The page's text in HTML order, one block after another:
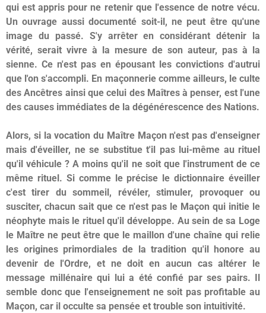
qui est appris pour ne retenir que l'essence de notre vécu.
Un ouvrage aussi documenté soit-il, ne peut être qu'une
image du passé. S'y arrêter en considérant détenir la
vérité, serait vivre à la mesure de son auteur, pas à la
sienne. Ce n'est pas en épousant les convictions d'autrui
que l'on s'accompli. En maçonnerie comme ailleurs, le culte
des Ancêtres ainsi que celui des Maîtres à penser, est l'une
des causes immédiates de la dégénérescence des Nations.
Alors, si la vocation du Maître Maçon n'est pas d'enseigner
mais d'éveiller, ne se substitue t'il pas lui-même au rituel
qu'il véhicule ? A moins qu'il ne soit que l'instrument de ce
même rituel. Si comme le précise le dictionnaire éveiller
c'est tirer du sommeil, révéler, stimuler, provoquer ou
susciter, chacun sait que ce n'est pas le Maçon qui initie le
néophyte mais le rituel qu'il développe. Au sein de sa Loge
le Maître ne peut être que le maillon d'une chaîne qui relie
les origines primordiales de la tradition qu'il honore au
devenir de l'Ordre, et ne doit en aucun cas altérer le
message millénaire qui lui a été confié par ses pairs. Il
semble donc que l'enseignement ne soit pas profitable au
Maçon, car il occulte sa pensée et trouble son intuitivité.